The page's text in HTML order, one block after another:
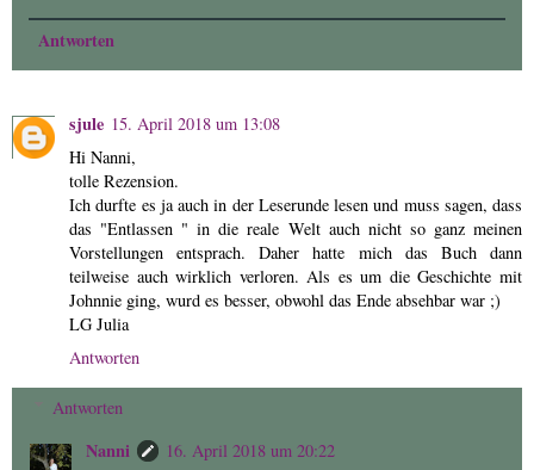
Antworten
sjule 15. April 2018 um 13:08
Hi Nanni,
tolle Rezension.
Ich durfte es ja auch in der Leserunde lesen und muss sagen, dass
das "Entlassen " in die reale Welt auch nicht so ganz meinen
Vorstellungen entsprach. Daher hatte mich das Buch dann
teilweise auch wirklich verloren. Als es um die Geschichte mit
Johnnie ging, wurd es besser, obwohl das Ende absehbar war ;)
LG Julia
Antworten
Antworten
Nanni
16. April 2018 um 20:22